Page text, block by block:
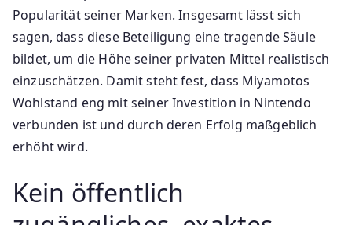
Popularität seiner Marken. Insgesamt lässt sich
sagen, dass diese Beteiligung eine tragende Säule
bildet, um die Höhe seiner privaten Mittel realistisch
einzuschätzen. Damit steht fest, dass Miyamotos
Wohlstand eng mit seiner Investition in Nintendo
verbunden ist und durch deren Erfolg maßgeblich
erhöht wird.
Kein öffentlich